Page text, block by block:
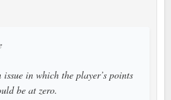
issue in which the player’s points
be at zero.